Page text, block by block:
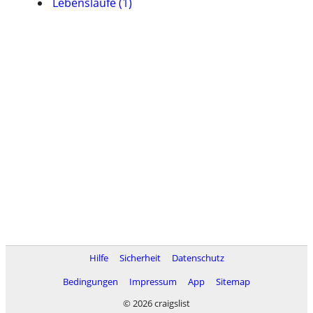
Hilfe Sicherheit
Datenschutz
Bedingungen
Impressum App
Sitemap
© 2026 craigslist